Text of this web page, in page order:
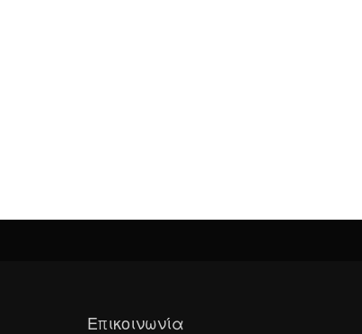
Επικοινωνία